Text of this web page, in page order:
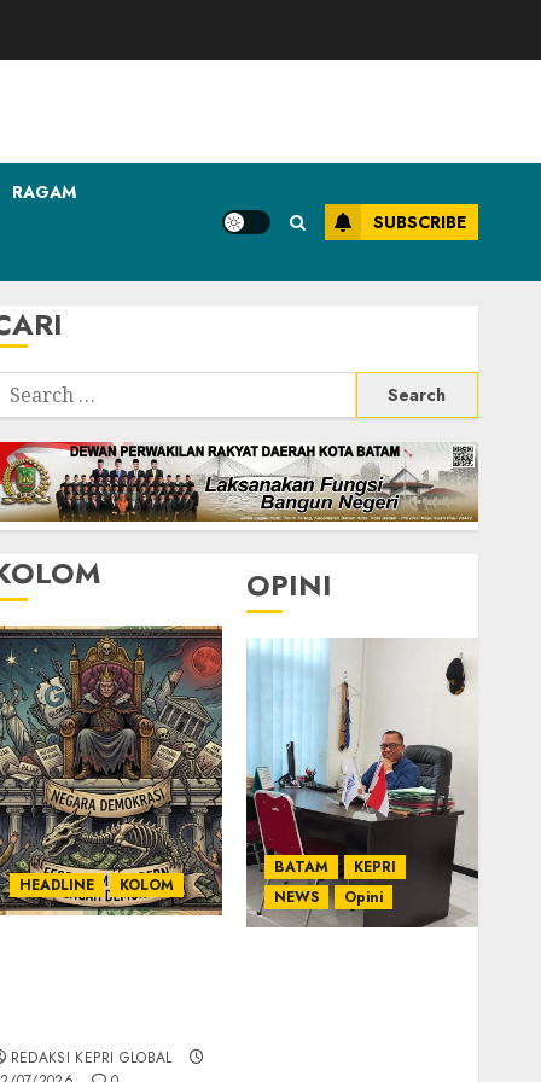
RAGAM
SUBSCRIBE
Search
HEADLINE KOLOM
REDAKSI KEPRI GLOBAL
OPINI
BATAM
KEPRI
NEWS
Opini